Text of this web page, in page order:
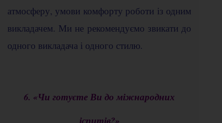
атмосферу, умови комфорту роботи із одним
викладачем. Ми не рекомендуємо звикати до
одного викладача і одного стилю.
6. «Чи готуєте Ви до міжнародних
іспитів?»